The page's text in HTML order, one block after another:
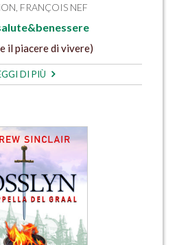
FRANÇOIS NEF
il piacere di vivere)
DI PIÙ